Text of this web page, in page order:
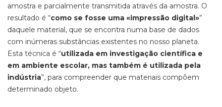
amostra e parcialmente transmitida através da amostra. O
resultado é “como se fosse uma «impressão digital»”
daquele material, que se encontra numa base de dados
com inúmeras substâncias existentes no nosso planeta.
Esta técnica é “utilizada em investigação científica e
em ambiente escolar, mas também é utilizada pela
indústria”, para compreender que materiais compõem
determinado objeto.